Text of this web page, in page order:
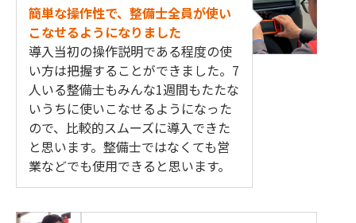
簡単な操作性で、整備士全員が使い
こなせるようになりました
導入当初の操作説明である程度の使
い方は把握することができました。7
人いる整備士もみんな1週間もたたな
いうちに使いこなせるようになった
ので、比較的スムーズに導入できた
と思います。整備士ではなくても営
業などでも使用できると思います。